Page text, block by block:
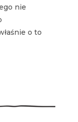
nie
o to